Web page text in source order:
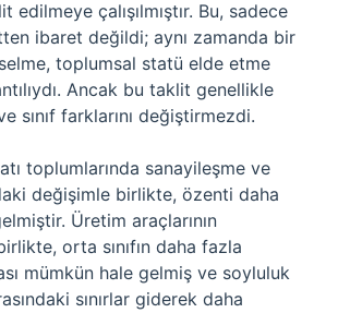
edilmeye çalışılmıştır. Bu, sadece
ibaret değildi; aynı zamanda bir
toplumsal statü elde etme
Ancak bu taklit genellikle
sınıf farklarını değiştirmezdi.
toplumlarında sanayileşme ve
değişimle birlikte, özenti daha
Üretim araçlarının
orta sınıfın daha fazla
mümkün hale gelmiş ve soyluluk
sınırlar giderek daha